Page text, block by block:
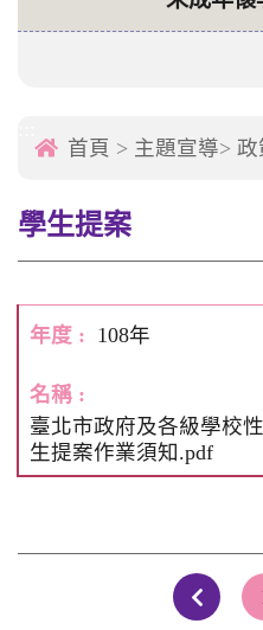
首頁 > 主題宣導>政
學生提案
108年
臺北市政府及各級學校
生提案作業須知.pdf
上一